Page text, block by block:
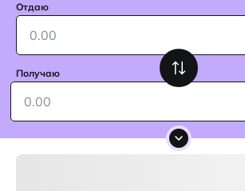
Отдаю
Получаю